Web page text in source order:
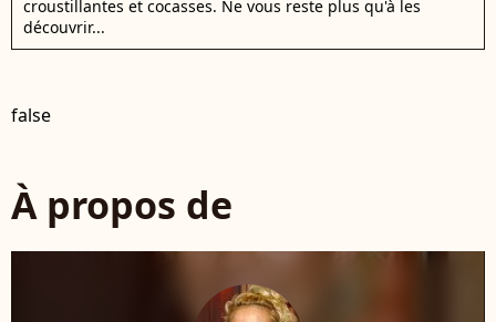
croustillantes et cocasses. Ne vous reste plus qu'à les
découvrir...
false
À propos de